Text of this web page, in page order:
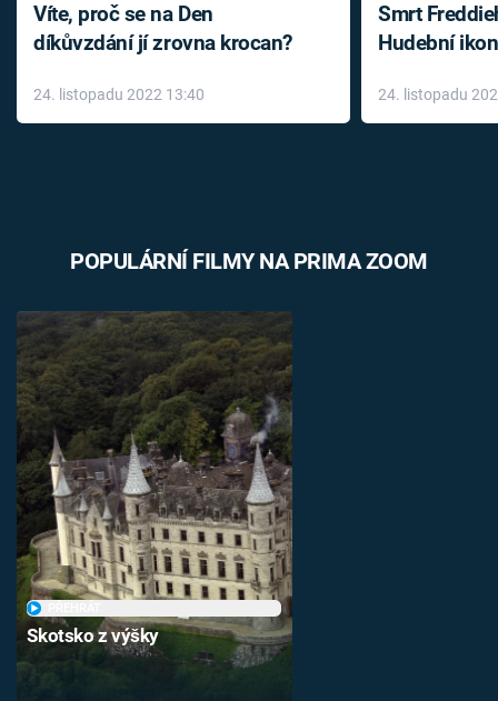
Víte, proč se na Den
díkůvzdání jí zrovna krocan?
24. listopadu 2022 13:40
Smrt
Hudební
léky
24. listopadu
POPULÁRNÍ FILMY NA PRIMA ZOOM
Skotsko z výšky